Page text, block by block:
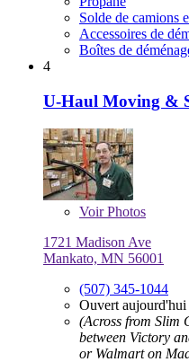
Solde de camions
Accessoires de
Boîtes de
4
U-Haul Moving &
VoirPhotos
1721 Madison Ave
Mankato, MN 56001
(507) 345-1044
Ouvert aujourd'hui
(Across from Slim
between Victory
or Walmart on